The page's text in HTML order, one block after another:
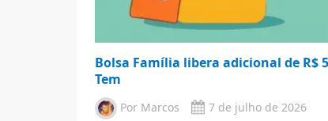
Bolsa Família libera adicional de
Tem
Por Marcos 7 de julho de 2026